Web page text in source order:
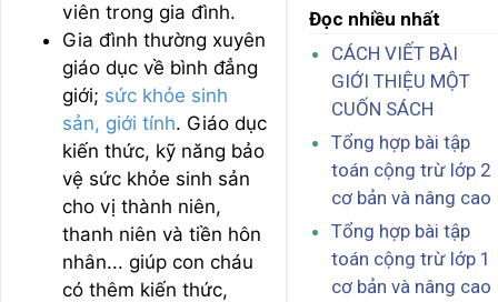
viên trong gia đình.
Gia đình thường xuyên
giáo dục về bình đẳng
giới; sức khỏe sinh
sản, giới tính. Giáo dục
kiến thức, kỹ năng bảo
vệ sức khỏe sinh sản
cho vị thành niên,
thanh niên và tiền hôn
nhân... giúp con cháu
có thêm kiến thức,
Đọc nhiều nhất
CÁCH VIẾT BÀI
GIỚI THIỆU MỘT
CUỐN SÁCH
Tổng hợp bài tập
toán cộng trừ lớp 2
cơ bản và nâng cao
Tổng hợp bài tập
toán cộng trừ lớp 1
cơ bản và nâng cao